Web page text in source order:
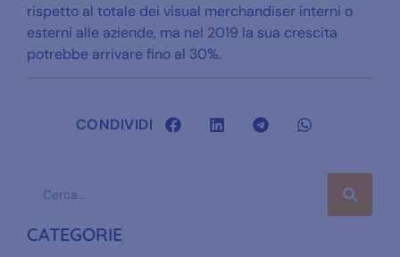
rispetto al totale dei visual merchandiser interni o
esterni alle aziende, ma nel 2019 la sua crescita
potrebbe arrivare fino al 30%.
CONDIVIDI
CATEGORIE